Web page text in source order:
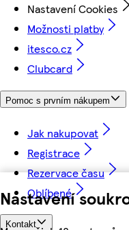
Nastavení
Nastavení Cookies
Možnosti platby
itesco.cz
Clubcard
Pomoc s prvním nákupem
Jak nakupovat
Registrace
Rezervace času
Oblíbené
Kontakt